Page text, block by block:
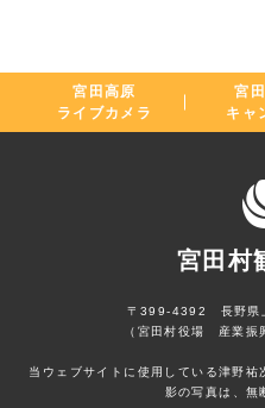
宮田高原
ライブカメラ
宮
キャ
宮田村
〒399-4392 長野県
（宮田村役場 産業振
当ウェブサイトに使用している津野
影の写真は、無